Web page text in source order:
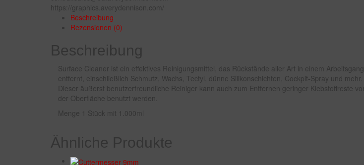
https://graphics.averydennison.com/
Beschreibung
Rezensionen (0)
Beschreibung
Surface Cleaner ist ein effektives Reinigungsmittel, das Rückstände aller Art in einem Arbeitsgang
entfernt, einschließlich Schmutz, Wachs, Tectyl, dünne Silikonschichten, Cockpit-Spray und mehr.
Dieser äußerst benutzerfreundliche Reiniger kann auch zum Entfernen geringer Klebstoffreste von
der Oberfläche benutzt werden.
Menge 1 Stück mit 1.000ml
Ähnliche Produkte